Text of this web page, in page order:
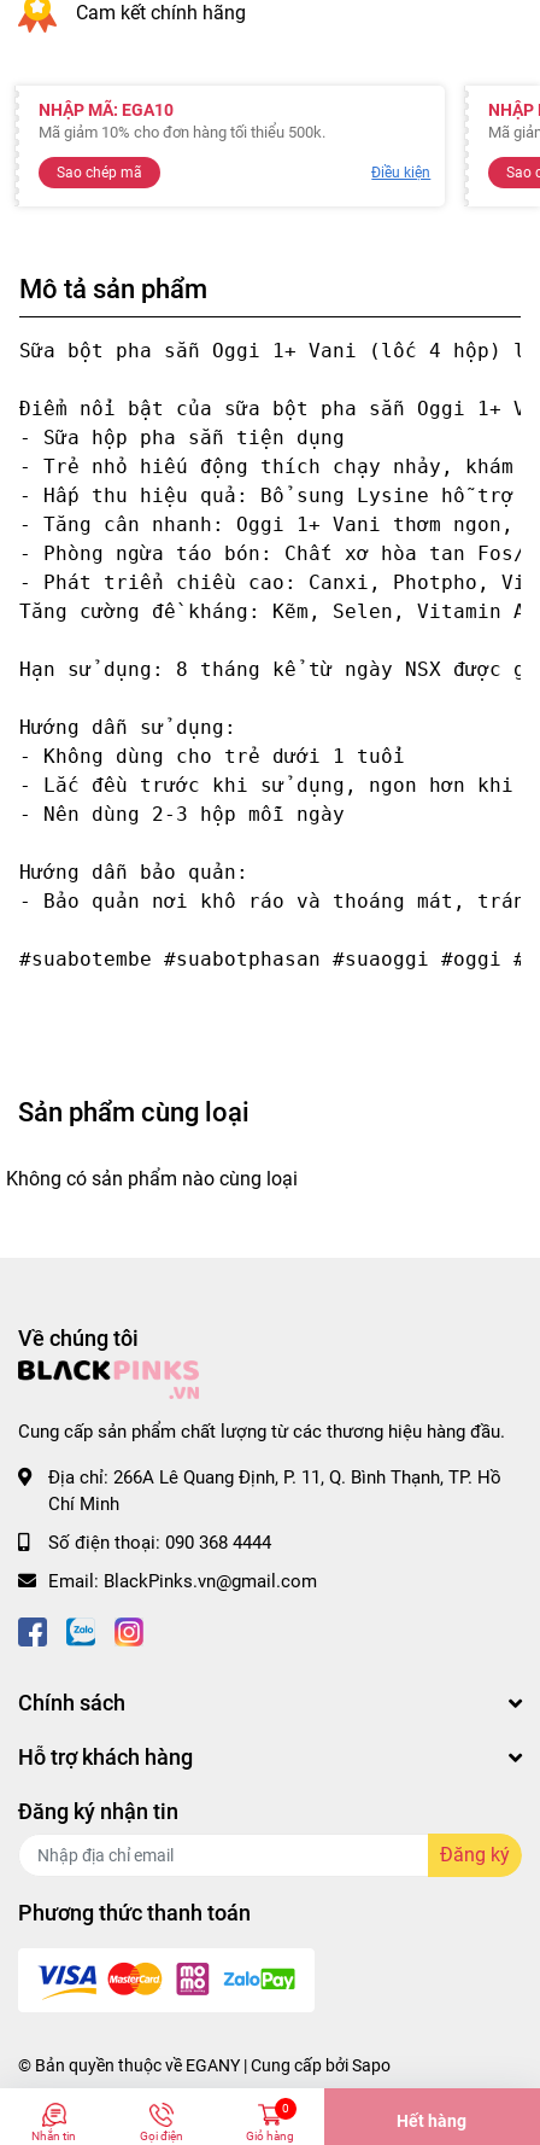
Cam kết chính hãng
NHẬP MÃ: EGA10
Mã giảm 10% cho đơn hàng tối thiểu 500k.
Sao chép mã Điều kiện
NHẬP
Mã
Sao
Mô tả sản phẩm
Sữa bột pha sẵn Oggi 1+ Vani (lốc 4 hộp)
Điểm nổi bật của sữa bột pha sẵn Oggi 1+
- Sữa hộp pha sẵn tiện dụng
- Trẻ nhỏ hiếu động thích chạy nhảy,
- Hấp thu hiệu quả: Bổ sung Lysine hỗ trợ
- Tăng cân nhanh: Oggi 1+ Vani thơm
- Phòng ngừa táo bón: Chất xơ hòa tan
- Phát triển chiều cao: Canxi, Photpho,
Tăng cường đề kháng: Kẽm, Selen,
Hạn sử dụng: 8 tháng kể từ ngày NSX được
Hướng dẫn sử dụng:
- Không dùng cho trẻ dưới 1 tuổi
- Lắc đều trước khi sử dụng, ngon hơn khi
- Nên dùng 2-3 hộp mỗi ngày
Hướng dẫn bảo quản:
- Bảo quản nơi khô ráo và thoáng mát,
#suabotembe #suabotphasan #suaoggi #oggi
Sản phẩm cùng loại
Không có sản phẩm nào cùng loại
Về chúng tôi
Cung cấp sản phẩm chất lượng từ các thương hiệu hàng đầu.
Địa chỉ: 266A Lê Quang Định, P. 11, Q. Bình Thạnh, TP. Hồ
Chí Minh
Số điện thoại: 090 368 4444
Email: BlackPinks.vn@gmail.com
Chính sách
Hỗ trợ khách hàng
Đăng ký nhận tin
Đăng ký
Phương thức thanh toán
© Bản quyền thuộc về EGANY | Cung cấp bởiSapo
Nhắn tin Gọi điện
0
Giỏ hàng
Hết hàng